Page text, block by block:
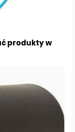
produkty w